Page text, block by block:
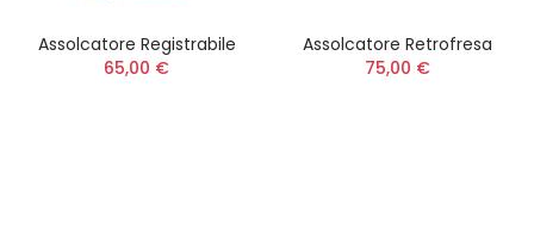
Assolcatore Registrabile
65,00 €
Assolcatore Retrofresa
75,00 €